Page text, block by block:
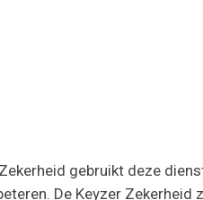
gebruikt deze
De Keyzer Zekerheid